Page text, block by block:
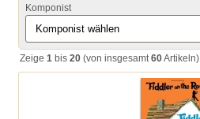
Komponist
Zeige 1 bis 20 (von insgesamt60Artikeln)